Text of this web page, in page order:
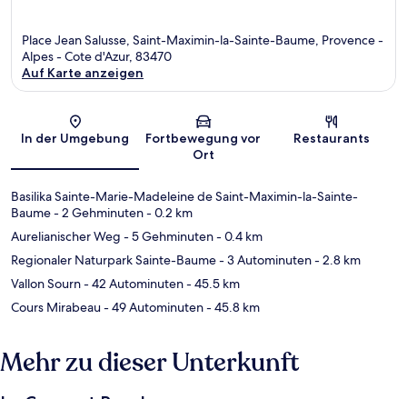
Place Jean Salusse, Saint-Maximin-la-Sainte-Baume, Provence -
Alpes - Cote d'Azur, 83470
Auf Karte anzeigen
In der Umgebung
Fortbewegung vor
Ort
Restaurants
Basilika Sainte-Marie-Madeleine de Saint-Maximin-la-Sainte-
Baume- 2 Gehminuten- 0.2 km
Aurelianischer Weg - 5 Gehminuten- 0.4 km
Regionaler Naturpark Sainte-Baume- 3 Autominuten- 2.8 km
Vallon Sourn- 42 Autominuten- 45.5 km
Cours Mirabeau- 49 Autominuten- 45.8 km
Mehr zu dieser Unterkunft